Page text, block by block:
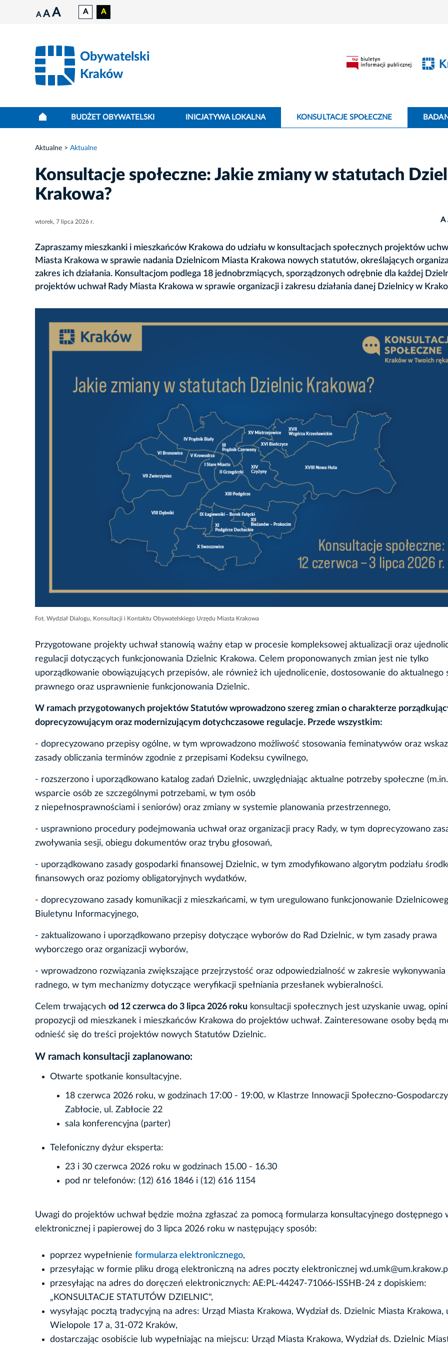
A A A A A
Obywatelski
Kraków
BUDŻET OBYWATELSKI INICJATYWA LOKALNA KONSULTACJE SPOŁECZNE
Aktualne Aktualne
Konsultacje społeczne: Jakie zmiany w statutach
Krakowa?
wtorek, 7 lipca 2026 r. A
Zapraszamy mieszkanki i mieszkańców Krakowa do udziału w konsultacjach społecznych projektów
Miasta Krakowa w sprawie nadania Dzielnicom Miasta Krakowa nowych statutów, określających
zakres ich działania. Konsultacjom podlega 18 jednobrzmiących, sporządzonych odrębnie dla każdej
projektów uchwał Rady Miasta Krakowa w sprawie organizacji i zakresu działania danej Dzielnicy w
Fot. Wydział Dialogu, Konsultacji i Kontaktu Obywatelskiego Urzędu Miasta Krakowa
Przygotowane projekty uchwał stanowią ważny etap w procesie kompleksowej aktualizacji oraz
regulacji dotyczących funkcjonowania Dzielnic Krakowa. Celem proponowanych zmian jest nie tylko
uporządkowanie obowiązujących przepisów, ale również ich ujednolicenie, dostosowanie do aktualnego
prawnego oraz usprawnienie funkcjonowania Dzielnic.
W ramach przygotowanych projektów Statutów wprowadzono szereg zmian o charakterze
doprecyzowującym oraz modernizującym dotychczasowe regulacje. Przede wszystkim:
- doprecyzowano przepisy ogólne, w tym wprowadzono możliwość stosowania feminatywów oraz
zasady obliczania terminów zgodnie z przepisami Kodeksu cywilnego,
- rozszerzono i uporządkowano katalog zadań Dzielnic, uwzględniając aktualne potrzeby społeczne (m.in.
wsparcie osób ze szczególnymi potrzebami, w tym osób
z niepełnosprawnościami i seniorów) oraz zmiany w systemie planowania przestrzennego,
- usprawniono procedury podejmowania uchwał oraz organizacji pracy Rady, w tym doprecyzowano
zwoływania sesji, obiegu dokumentów oraz trybu głosowań,
- uporządkowano zasady gospodarki finansowej Dzielnic, w tym zmodyfikowano algorytm podziału
finansowych oraz poziomy obligatoryjnych wydatków,
- doprecyzowano zasady komunikacji z mieszkańcami, w tym uregulowano funkcjonowanie
Biuletynu Informacyjnego,
- zaktualizowano i uporządkowano przepisy dotyczące wyborów do Rad Dzielnic, w tym zasady prawa
wyborczego oraz organizacji wyborów,
- wprowadzono rozwiązania zwiększające przejrzystość oraz odpowiedzialność w zakresie wykonywania
radnego, w tym mechanizmy dotyczące weryfikacji spełniania przesłanek wybieralności.
Celem trwających od 12 czerwca do 3 lipca 2026 roku konsultacji społecznych jest uzyskanie uwag,
propozycji od mieszkanek i mieszkańców Krakowa do projektów uchwał. Zainteresowane osoby będą
odnieść się do treści projektów nowych Statutów Dzielnic.
W ramach konsultacji zaplanowano:
Otwarte spotkanie konsultacyjne.
18 czerwca 2026 roku, w godzinach 17:00 - 19:00, w Klastrze Innowacji Społeczno-
Zabłocie, ul. Zabłocie 22
sala konferencyjna (parter)
Telefoniczny dyżur eksperta:
23 i 30 czerwca 2026 roku w godzinach 15.00 - 16.30
pod nr telefonów: (12) 616 1846 i (12) 616 1154
Uwagi do projektów uchwał będzie można zgłaszać za pomocą formularza konsultacyjnego dostępnego
elektronicznej i papierowej do 3 lipca 2026 roku w następujący sposób:
poprzez wypełnienie formularza elektronicznego,
przesyłając w formie pliku drogą elektroniczną na adres poczty elektronicznej
przesyłając na adres do doręczeń elektronicznych: AE:PL-44247-71066-ISSHB-24 z dopiskiem:
„KONSULTACJE STATUTÓW DZIELNIC",
wysyłając pocztą tradycyjną na adres: Urząd Miasta Krakowa, Wydział ds. Dzielnic Miasta Krakowa,
Wielopole 17 a, 31-072 Kraków,
dostarczając osobiście lub wypełniając na miejscu: Urząd Miasta Krakowa, Wydział ds. Dzielnic